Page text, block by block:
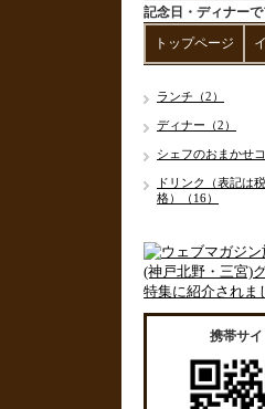
記念日・ディナー
トップページ
ランチ（2）
ディナー（2）
シェフのおまかせコ
ドリンク（表記は
格）（16）
携帯サイ